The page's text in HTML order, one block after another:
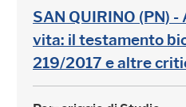
SAN QUIRINO (PN)
vita: il testamento
219/2017 e altre